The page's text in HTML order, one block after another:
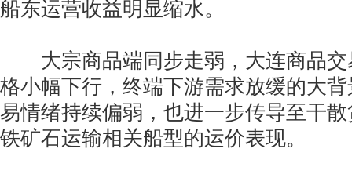
船东运营收益明显缩水。
大宗商品端同步走弱，大连商品交
格小幅下行，终端下游需求放缓的大
易情绪持续偏弱，也进一步传导至干
铁矿石运输相关船型的运价表现。